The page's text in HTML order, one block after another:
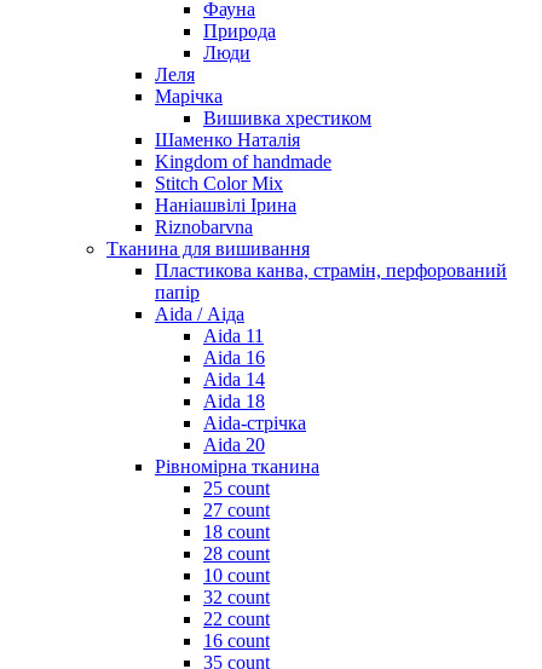
Фауна
Природа
Люди
Леля
Марічка
Вишивка хрестиком
Шаменко Наталія
Kingdom of handmade
Stitch Color Mix
Наніашвілі Ірина
Riznobarvna
Тканина для вишивання
Пластикова канва, страмін, перфорований
папір
Aida / Аіда
Aida 11
Aida 16
Aida 14
Aida 18
Aida-стрічка
Aida 20
Рівномірна тканина
25 count
27 count
18 count
28 count
10 count
32 count
22 count
16 count
35 count